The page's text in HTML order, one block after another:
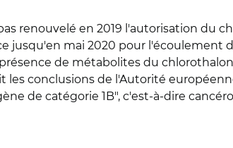
renouvelé en 2019 l'autorisation du
jusqu'en mai 2020 pour
de métabolites du
les conclusions de l'Autorité
de catégorie 1B", c'est-à-dire